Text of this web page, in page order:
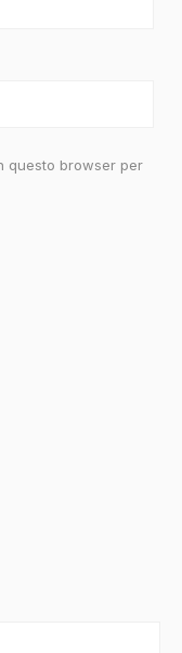
questo browser per